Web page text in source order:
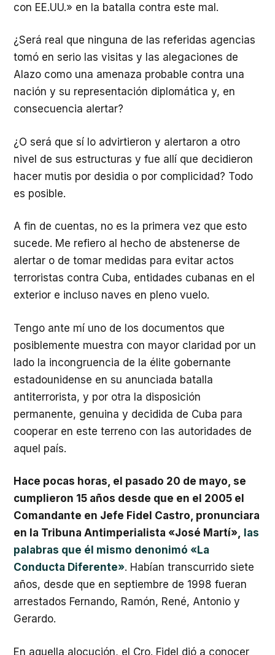
con EE.UU.» en la batalla contra este mal.
¿Será real que ninguna de las referidas agencias
tomó en serio las visitas y las alegaciones de
Alazo como una amenaza probable contra una
nación y su representación diplomática y, en
consecuencia alertar?
¿O será que sí lo advirtieron y alertaron a otro
nivel de sus estructuras y fue allí que decidieron
hacer mutis por desidia o por complicidad? Todo
es posible.
A fin de cuentas, no es la primera vez que esto
sucede. Me refiero al hecho de abstenerse de
alertar o de tomar medidas para evitar actos
terroristas contra Cuba, entidades cubanas en el
exterior e incluso naves en pleno vuelo.
Tengo ante mí uno de los documentos que
posiblemente muestra con mayor claridad por un
lado la incongruencia de la élite gobernante
estadounidense en su anunciada batalla
antiterrorista, y por otra la disposición
permanente, genuina y decidida de Cuba para
cooperar en este terreno con las autoridades de
aquel país.
Hace pocas horas, el pasado 20 de mayo, se
cumplieron 15 años desde que en el 2005 el
Comandante en Jefe Fidel Castro, pronunciara
en la Tribuna Antimperialista «José Martí», las
palabras que él mismo denonimó «La
Conducta Diferente». Habían transcurrido siete
años, desde que en septiembre de 1998 fueran
arrestados Fernando, Ramón, René, Antonio y
Gerardo.
En aquella alocución, el Cro. Fidel dió a conocer